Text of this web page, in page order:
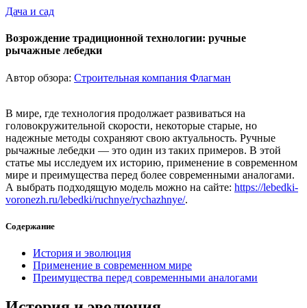
Дача и сад
Возрождение традиционной технологии: ручные
рычажные лебедки
Автор обзора: Строительная компания Флагман
В мире, где технология продолжает развиваться на
головокружительной скорости, некоторые старые, но
надежные методы сохраняют свою актуальность. Ручные
рычажные лебедки — это один из таких примеров. В этой
статье мы исследуем их историю, применение в современном
мире и преимущества перед более современными аналогами.
А выбрать подходящую модель можно на сайте: https://lebedki-
voronezh.ru/lebedki/ruchnye/rychazhnye/.
Содержание
История и эволюция
Применение в современном мире
Преимущества перед современными аналогами